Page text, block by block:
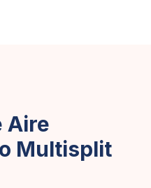
Aire
Multisplit